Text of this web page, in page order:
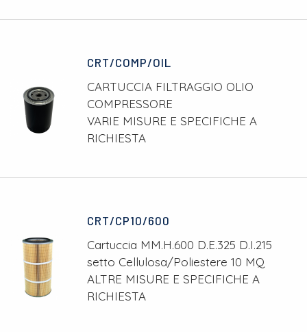
CRT/COMP/OIL
CARTUCCIA FILTRAGGIO OLIO
COMPRESSORE
VARIE MISURE E SPECIFICHE A
RICHIESTA
CRT/CP10/600
Cartuccia MM.H.600 D.E.325 D.I.215
setto Cellulosa/Poliestere 10 MQ
ALTRE MISURE E SPECIFICHE A
RICHIESTA